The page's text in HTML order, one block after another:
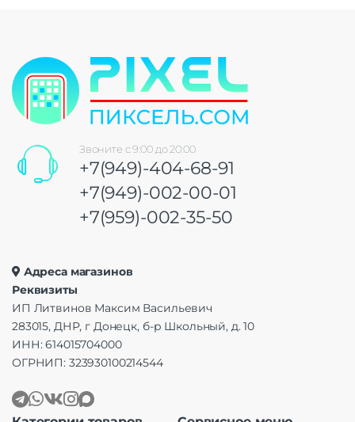
Звоните с 9:00 до 20:00
+7(949)-404-68-91
+7(949)-002-00-01
+7(959)-002-35-50
Адреса магазинов
Реквизиты
ИП Литвинов Максим Васильевич
283015, ДНР, г Донецк, б-р Школьный, д. 10
ИНН: 614015704000
ОГРНИП: 323930100214544